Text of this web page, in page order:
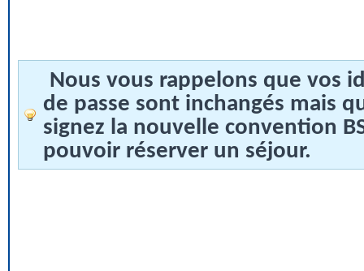
Nous vous rappelons que vos
de passe sont inchangés mais
signez la nouvelle convention
pouvoir réserver un séjour.